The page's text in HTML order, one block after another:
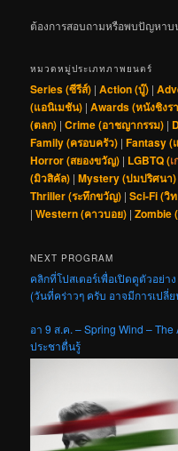
ต้องการสอบถามหรือพบปัญหาบ
หมวดหมู่ประเภทภาพยนตร์
Series (ซีรีส์) |Action (บู๊) |
(แอนิเมชัน) |Awards (หนังชิงร
(ตลก) |Crime (อาชญากรรม) |
Family (ครอบครัว) |Fantasy
Horror (สยองขวัญ) | LGBTQ (
(มิวสิคัล) |Mystery (ปมปริศนา)
Thriller (ระทึกขวัญ) |Sci-Fi (วิ
|Western (คาวบอย) |Zombie
NEXT PROGRAM
คลิกที่โปสเตอร์เพื่อเปิดดูตัวอย่าง
(วันที่คร่าวๆ ครับ อาจมีการเปลี่
อา 9 ส.ค. – Spring Wind –
ประชาตื่นรู้